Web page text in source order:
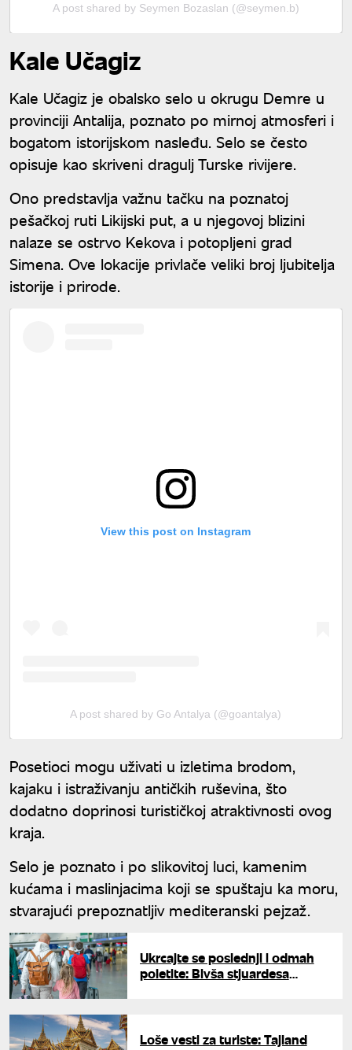
A post shared by Seymen Bozaslan (@seymen.b)
Kale Učagiz
Kale Učagiz je obalsko selo u okrugu Demre u
provinciji Antalija, poznato po mirnoj atmosferi i
bogatom istorijskom nasleđu. Selo se često
opisuje kao skriveni dragulj Turske rivijere.
Ono predstavlja važnu tačku na poznatoj
pešačkoj ruti Likijski put, a u njegovoj blizini
nalaze se ostrvo Kekova i potopljeni grad
Simena. Ove lokacije privlače veliki broj ljubitelja
istorije i prirode.
View this post on Instagram
A post shared by Go Antalya (@goantalya)
Posetioci mogu uživati u izletima brodom,
kajaku i istraživanju antičkih ruševina, što
dodatno doprinosi turističkoj atraktivnosti ovog
kraja.
Selo je poznato i po slikovitoj luci, kamenim
kućama i maslinjacima koji se spuštaju ka moru,
stvarajući prepoznatljiv mediteranski pejzaž.
Ukrcajte se poslednji i odmah
poletite: Bivša stjuardesa
Loše vesti za turiste: Tajland